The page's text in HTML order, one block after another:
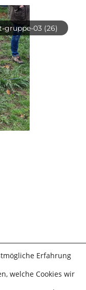
gruppe-03 (26)
Erfahrung
welche Cookies wir